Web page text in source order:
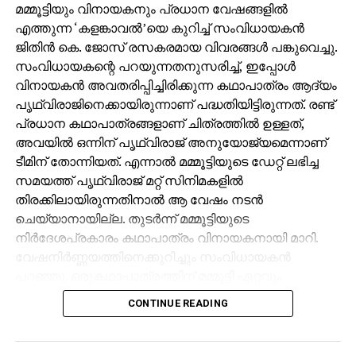
മമ്മൂട്ടിയും വിനായകനും പ്രധാന വേഷങ്ങളില്‍
എത്തുന്ന ‘കളങ്കാവല്‍’യെ കുറിച്ച് സംവിധായകന്‍
ജിതിന്‍ കെ. ജോസ് രസകരമായ വിവരങ്ങള്‍ പങ്കുവെച്ചു.
സംവിധായകന്റെ പറയുന്നതനുസരിച്ച്, ഇപ്പോള്‍
വിനായകന്‍ അവതരിപ്പിച്ചിരിക്കുന്ന കഥാപാത്രം ആദ്യം
പൃഥ്വിരാജിനെക്കായിരുന്നാണ് പദ്ധതിയിട്ടിരുന്നത്. രണ്ട്
പ്രധാന കഥാപാത്രങ്ങളാണ് ചിത്രത്തില്‍ ഉള്ളത്,
അവയില്‍ ഒന്നിന് പൃഥ്വിരാജ് അനുയോജ്യമെന്നാണ്
ടീമിന് തോന്നിയത്. എന്നാല്‍ മമ്മൂട്ടിയുടെ ഡേറ്റ് ലഭിച്ച
സമയത്ത് പൃഥ്വിരാജ് മറ്റ് സിനിമകളില്‍
തിരക്കിലായിരുന്നതിനാല്‍ ആ വേഷം നടന്‍
ചെയ്യാനായില്ല. തുടര്‍ന്ന് മമ്മൂട്ടിയുടെ
നിര്‍ദേശപ്രകാരം കഥാപാത്രം വിനായകനായി മാറി.
അനുയോജ്യനാണെന്ന് തോന്നിയതിനാല്‍
എക്‌സിക്യൂട്ടീവ് പ്രൊഡ്യൂസര്‍ വിവേക് ദാമോദരന്‍
CONTINUE READING